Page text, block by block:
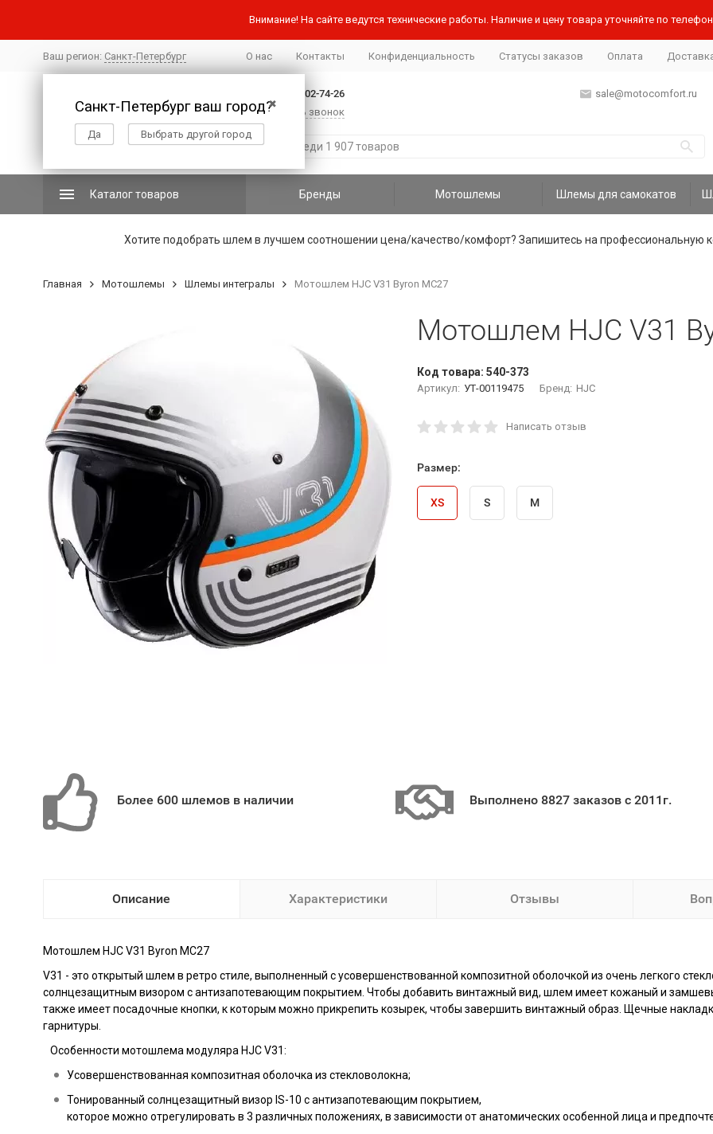
Внимание! На сайте ведутся технические работы. Наличие и цену товара уточняйте по
Ваш регион: Санкт-Петербург
✖
Санкт-Петербург ваш город?
Да Выбрать другой город
О нас Контакты Конфиденциальность Статусы заказов Оплата
+7 (812) 502-74-26
Заказать звонок
sale@motocomfort.ru
Каталог товаров Бренды Мотошлемы Шлемы для самокатов
Хотите подобрать шлем в лучшем соотношении цена/качество/комфорт? Запишитесь на профессиональную
Главная Мотошлемы Шлемы интегралы Мотошлем HJC V31 Byron MC27
Мотошлем HJC V31
Код товара: 540-373
Артикул: УТ-00119475 Бренд: HJC
Написать отзыв
Размер:
XS S M
Более 600 шлемов в наличии Выполнено 8827 заказов с 2011г.
Описание Характеристики Отзывы
Мотошлем HJC V31 Byron MC27
V31 - это открытый шлем в ретро стиле, выполненный с усовершенствованной композитной оболочкой из очень легкого
солнцезащитным визором с антизапотевающим покрытием. Чтобы добавить винтажный вид, шлем имеет кожаный и
также имеет посадочные кнопки, к которым можно прикрепить козырек, чтобы завершить винтажный образ. Щечные
гарнитуры.
Особенности мотошлема модуляра HJC V31:
Усовершенствованная композитная оболочка из стекловолокна;
Тонированный солнцезащитный визор IS-10 с антизапотевающим покрытием,
которое можно отрегулировать в 3 различных положениях, в зависимости от анатомических особенной лица и